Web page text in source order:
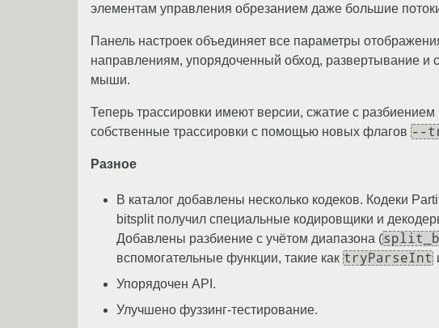
элементам управления обрезанием даже большие
Панель настроек объединяет все параметры
направлениям, упорядоченный обход, развертывание и
мыши.
Теперь трассировки имеют версии, сжатие с
собственные трассировки с помощью новых флагов --
Разное
В каталог добавлены несколько кодеков. Кодеки
bitsplit получил специальные кодировщики и
Добавлены разбиение с учётом диапазона (
вспомогательные функции, такие как tryParseInt
Упорядочен API.
Улучшено фуззинг-тестирование.